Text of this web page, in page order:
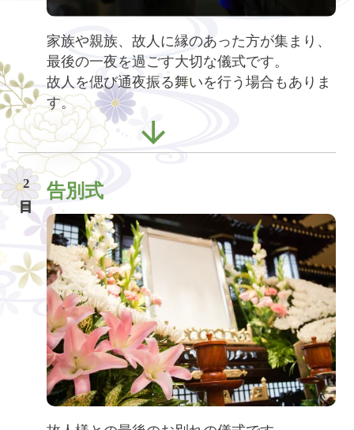
家族や親族、故人に縁のあった方が集まり、
最後の一夜を過ごす大切な儀式です。
故人を偲び通夜振る舞いを行う場合もありま
す。
2 告別式